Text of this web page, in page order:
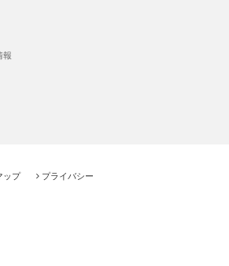
報
ップ プライバシー